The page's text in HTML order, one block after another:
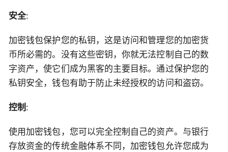
安全:
加密钱包保护您的私钥，这是访问和管理您的加密货
币所必需的。没有这些密钥，你就无法控制自己的数
字资产，使它们成为黑客的主要目标。通过保护您的
私钥安全，钱包有助于防止未经授权的访问和盗窃。
控制 :
使用加密钱包，您可以完全控制自己的资产。与银行
存放资金的传统金融体系不同，加密钱包允许您成为